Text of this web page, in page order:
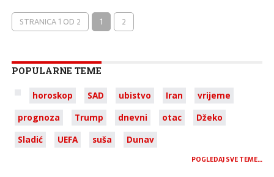
STRANICA 1 OD 2 1 2
POPULARNE TEME
horoskop SAD ubistvo Iran
vrijeme
prognoza
Trump dnevni otac
Džeko
Sladić
UEFA suša Dunav
POGLEDAJ SVE TEME…